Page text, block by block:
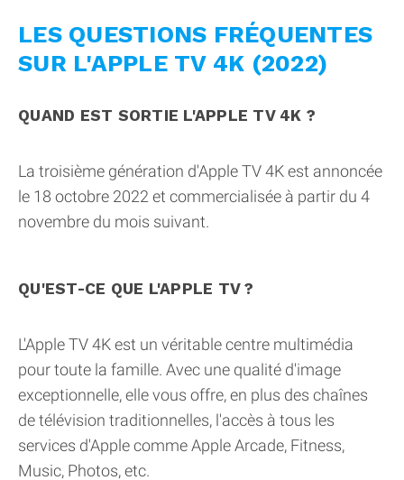
LES QUESTIONS FRÉQUENTES
SUR L'APPLE TV 4K (2022)
QUAND EST SORTIE L'APPLE TV 4K ?
La troisième génération d'Apple TV 4K est annoncée
le 18 octobre 2022 et commercialisée à partir du 4
novembre du mois suivant.
QU'EST-CE QUE L'APPLE TV ?
L'Apple TV 4K est un véritable centre multimédia
pour toute la famille. Avec une qualité d'image
exceptionnelle, elle vous offre, en plus des chaînes
de télévision traditionnelles, l'accès à tous les
services d'Apple comme Apple Arcade, Fitness,
Music, Photos, etc.